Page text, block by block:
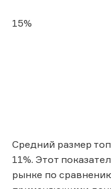
15%
Средний размер
11%. Этот
рынке по